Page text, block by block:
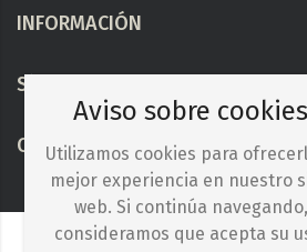
INFORMACIÓN
Síguenos
COLABORAMOS CON
Aviso sobre cookies
Utilizamos cookies para
mejor experiencia en nuestro
web. Si continúa navegando,
consideramos que acepta su